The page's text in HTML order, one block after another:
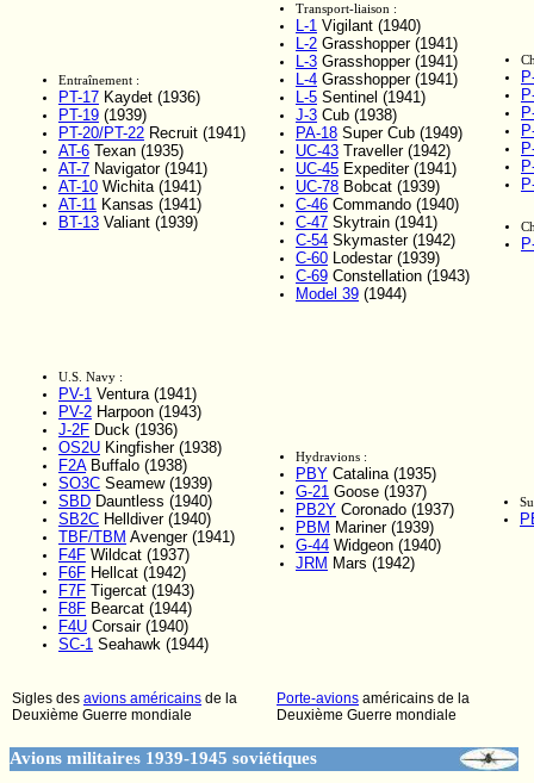
Entraînement :
PT-17 Kaydet (1936)
PT-19 (1939)
PT-20/PT-22 Recruit (1941)
AT-6 Texan (1935)
AT-7 Navigator (1941)
AT-10 Wichita (1941)
AT-11 Kansas (1941)
BT-13 Valiant (1939)
Transport-liaison :
L-1 Vigilant (1940)
L-2 Grasshopper (1941)
L-3 Grasshopper (1941)
L-4 Grasshopper (1941)
L-5 Sentinel (1941)
J-3 Cub (1938)
PA-18 Super Cub (1949)
UC-43 Traveller (1942)
UC-45 Expediter (1941)
UC-78 Bobcat (1939)
C-46 Commando (1940)
C-47 Skytrain (1941)
C-54 Skymaster (1942)
C-60 Lodestar (1939)
C-69 Constellation (1943)
Model 39 (1944)
U.S. Navy :
PV-1 Ventura (1941)
PV-2 Harpoon (1943)
J-2F Duck (1936)
OS2U Kingfisher (1938)
F2ABuffalo (1938)
SO3C Seamew (1939)
SBD Dauntless (1940)
SB2C Helldiver (1940)
TBF/TBM Avenger (1941)
F4F Wildcat (1937)
F6F Hellcat (1942)
F7F Tigercat (1943)
F8F Bearcat (1944)
F4U Corsair (1940)
SC-1 Seahawk (1944)
Hydravions :
PBY Catalina (1935)
G-21 Goose (1937)
PB2Y Coronado (1937)
PBM Mariner (1939)
G-44 Widgeon (1940)
JRM Mars (1942)
Sigles des avions américains de la
Deuxième Guerre mondiale
Porte-avions américains de la
Deuxième Guerre mondiale
Avions militaires 1939-1945 soviétiques